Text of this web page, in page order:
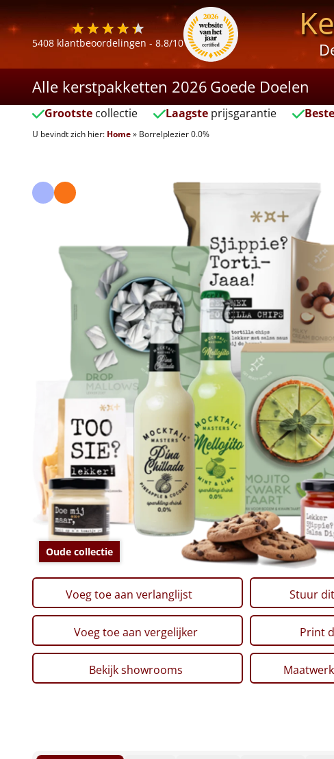
5408 klantbeoordelingen - 8.8/10
Alle kerstpakketten 2026 Goede Doelen
Grootste collectie Laagsteprijsgarantie Beste
U bevindt zich hier: Home» Borrelplezier 0.0%
Oude collectie
Voeg toe aan verlanglijst Stuur
Voeg toe aan vergelijker Print
Bekijk showrooms